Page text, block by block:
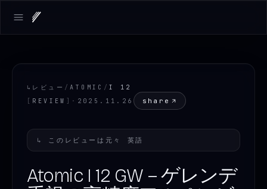
Open main menu
↳ レビュー /ATOMIC /I 12
[ REVIEW ] · 2025.11.26 share
↳ このレビューは元々 英語
Atomic I 12 GW – ゲレンデ